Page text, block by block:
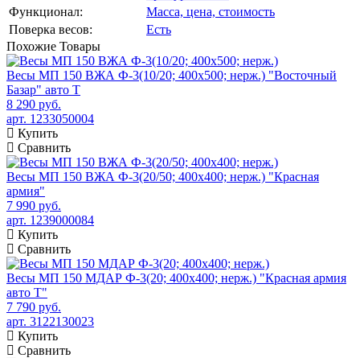
Функционал:
Масса, цена, стоимость
Поверка весов:
Есть
Похожие Товары
Весы МП 150 ВЖА Ф-3(10/20; 400х500; нерж.) "Восточный
Базар" авто Т
8 290 руб.
арт. 1233050004
Купить
Сравнить
Весы МП 150 ВЖА Ф-3(20/50; 400х400; нерж.) "Красная
армия"
7 990 руб.
арт. 1239000084
Купить
Сравнить
Весы МП 150 МДАР Ф-3(20; 400х400; нерж.) "Красная армия
авто Т"
7 790 руб.
арт. 3122130023
Купить
Сравнить